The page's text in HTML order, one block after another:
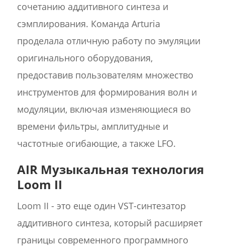
сочетанию аддитивного синтеза и
сэмплирования. Команда Arturia
проделала отличную работу по эмуляции
оригинального оборудования,
предоставив пользователям множество
инструментов для формирования волн и
модуляции, включая изменяющиеся во
времени фильтры, амплитудные и
частотные огибающие, а также LFO.
AIR Музыкальная технология
Loom II
Loom II - это еще один VST-синтезатор
аддитивного синтеза, который расширяет
границы современного программного